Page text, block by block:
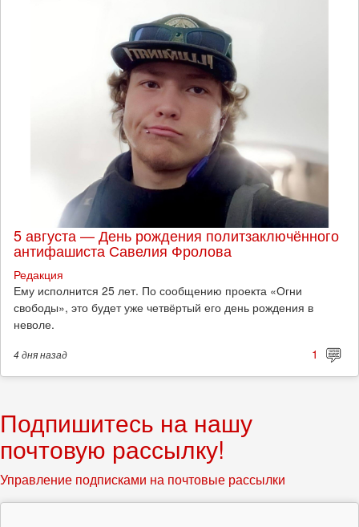
5 августа — День рождения политзаключённого
антифашиста Савелия Фролова
Редакция
Ему исполнится 25 лет. По сообщению проекта «Огни
свободы», это будет уже четвёртый его день рождения в
неволе.
4 дняназад 1
Подпишитесь на нашу
почтовую рассылку!
Управление подписками на почтовые рассылки